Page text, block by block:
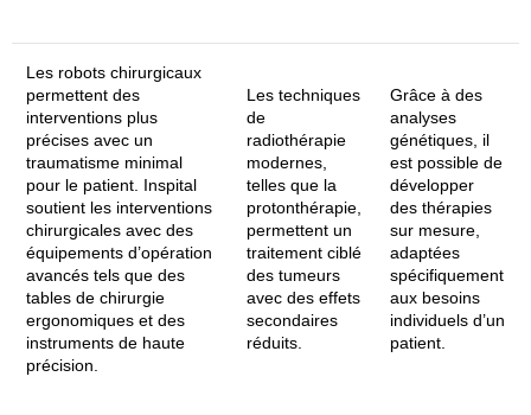
Les robots chirurgicaux
permettent des
interventions plus
précises avec un
traumatisme minimal
pour le patient. Inspital
soutient les interventions
chirurgicales avec des
équipements d’opération
avancés tels que des
tables de chirurgie
ergonomiques et des
instruments de haute
précision.
Les techniques
de
radiothérapie
modernes,
telles que la
protonthérapie,
permettent un
traitement ciblé
des tumeurs
avec des effets
secondaires
réduits.
Grâce à des
analyses
génétiques, il
est possible de
développer
des thérapies
sur mesure,
adaptées
spécifiquement
aux besoins
individuels d’un
patient.